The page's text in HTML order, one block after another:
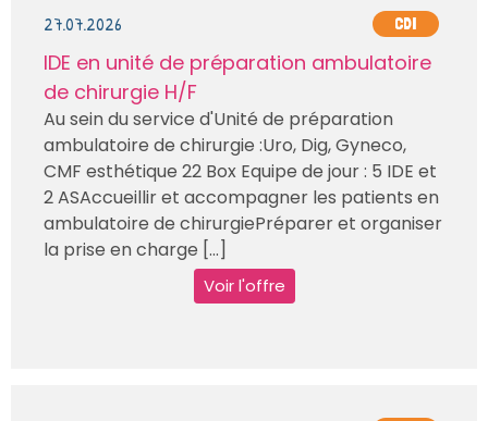
27.07.2026 CDI
IDE en unité de préparation ambulatoire
de chirurgie H/F
Au sein du service d'Unité de préparation
ambulatoire de chirurgie :Uro, Dig, Gyneco,
CMF esthétique 22 Box Equipe de jour : 5 IDE et
2 ASAccueillir et accompagner les patients en
ambulatoire de chirurgiePréparer et organiser
la prise en charge [...]
Voir l'offre